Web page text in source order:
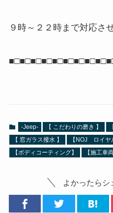
９時～２２時まで対応さ
-Jeep- 【 こだわりの磨き 】
【 窓ガラス撥水 】
【NOJ ロイヤ
【ボディコーティング】
【施工車
よかったらシ